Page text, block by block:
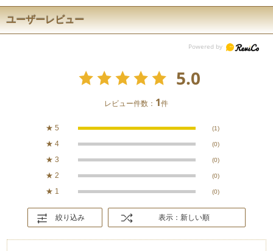
ユーザーレビュー
5.0
レビュー件数： 1件
★ 5 (1)
★ 4 (0)
★ 3 (0)
★ 2 (0)
★ 1 (0)
絞り込み 表示：新しい順